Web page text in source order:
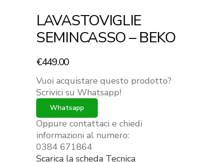
LAVASTOVIGLIE
SEMINCASSO – BEKO
€449.00
Vuoi acquistare questo prodotto?
Scrivici su Whatsapp!
Whatsapp
Oppure contattaci e chiedi
informazioni al numero:
0384 671864
Scarica la scheda Tecnica